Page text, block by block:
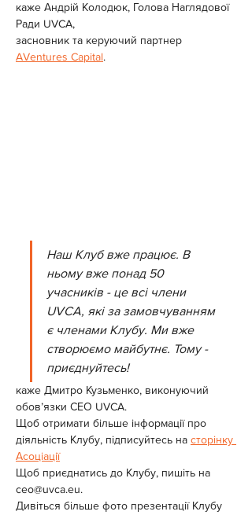
каже Андрій Колодюк, Голова Наглядової
Ради UVCA,
засновник та керуючий партнер
AVentures Capital.
Наш Клуб вже працює. В
ньому вже понад 50
учасників - це всі члени
UVCA, які за замовчуванням
є членами Клубу. Ми вже
створюємо майбутнє. Тому -
приєднуйтесь!
каже Дмитро Кузьменко, виконуючий
обов’язки СЕО UVCA.
Щоб отримати більше інформації про
діяльність Клубу, підписуйтесь на сторінку
Асоціації
Щоб приєднатись до Клубу, пишіть на
ceo@uvca.eu.
Дивіться більше фото презентації Клубу